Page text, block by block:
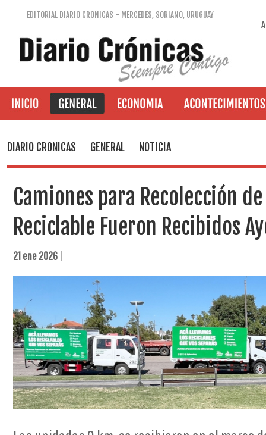
EDITORIAL DIARIO CRONICAS - MERCEDES, SORIANO, URUGUAY
DIARIO CRONICAS GENERAL NOTICIA
Camiones para Recolección
Reciclable Fueron Recibidos
21 ene 2026 |